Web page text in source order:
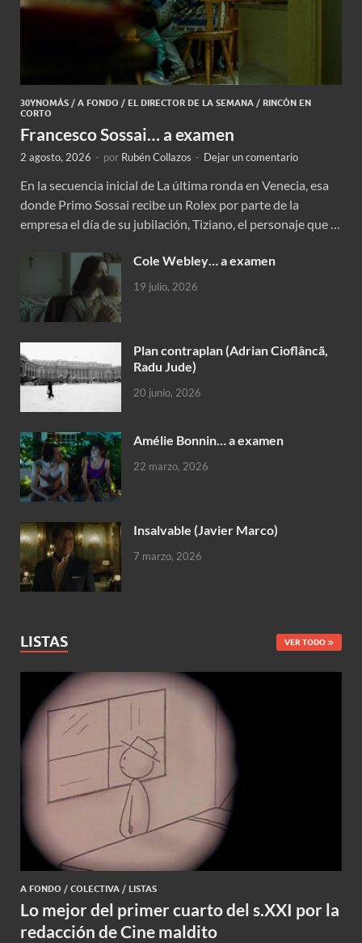
30YNOMÁS / A FONDO / EL DIRECTOR DE LA SEMANA / RINCÓN EN
CORTO
Francesco Sossai… a examen
2 agosto, 2026 - por Rubén Collazos - Dejar un comentario
En la secuencia inicial de La última ronda en Venecia, esa
donde Primo Sossai recibe un Rolex por parte de la
empresa el día de su jubilación, Tiziano, el personaje que …
Cole Webley… a examen
19 julio, 2026
Plan contraplan (Adrian Cioflâncã,
Radu Jude)
20 junio, 2026
Amélie Bonnin… a examen
22 marzo, 2026
Insalvable (Javier Marco)
7 marzo, 2026
LISTAS VER TODO
A FONDO / COLECTIVA / LISTAS
Lo mejor del primer cuarto del s.XXI por la
redacción de Cine maldito